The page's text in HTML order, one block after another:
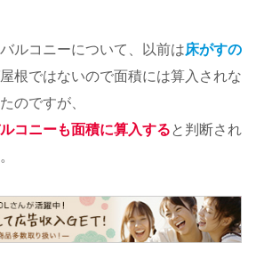
ルコニーについて、以前は床がすの
根ではないので面積には算入されな
のですが、
コニーも面積に算入する と判断され